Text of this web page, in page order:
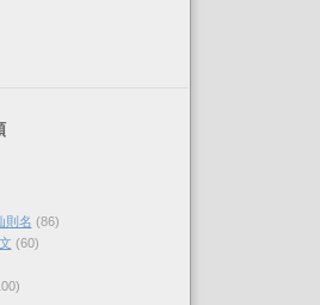
則名 (86)
(60)